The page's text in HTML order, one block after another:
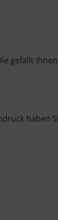
gefällt
haben